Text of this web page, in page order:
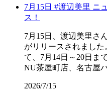
7月15日 #渡辺美里 ニ
ス！
7月15日、渡辺美里さ
がリリースされまし
て、7月14日～20日ま
NU茶屋町店、名古屋
2026/7/15